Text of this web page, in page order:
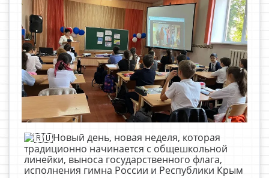
Новый день, новая неделя, которая
традиционно начинается с общешкольной
линейки, выноса государственного флага,
исполнения гимна России и Республики Крым